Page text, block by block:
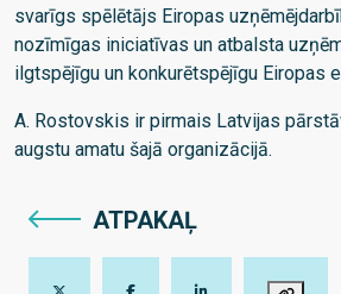
svarīgs spēlētājs Eiropas
nozīmīgas iniciatīvas un atbalsta
ilgtspējīgu un konkurētspējīgu Eiropas
A. Rostovskis ir pirmais Latvijas
augstu amatu šajā organizācijā.
ATPAKAĻ